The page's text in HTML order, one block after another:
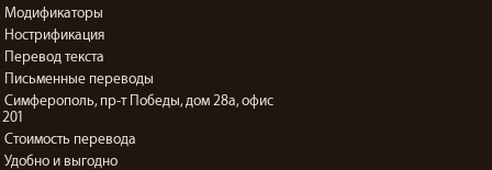
Модификаторы
Нострификация
Перевод текста
Письменные переводы
Симферополь, пр-т Победы, дом 28а, офис
201
Стоимость перевода
Удобно и выгодно